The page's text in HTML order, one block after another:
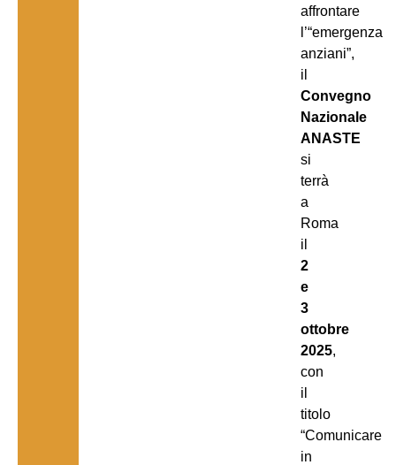
affrontare
l’“emergenza
anziani”,
il
Convegno
Nazionale
ANASTE
si
terrà
a
Roma
il
2
e
3
ottobre
2025,
con
il
titolo
“Comunicare
in